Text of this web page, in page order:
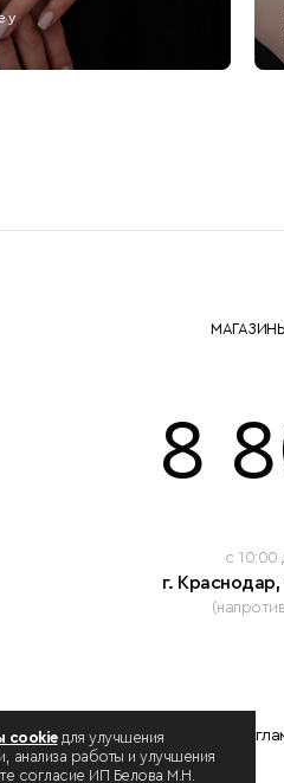
у
8
c 10:00
г. Краснодар,
cookieдля улучшения
анализа работы и улучшения
согласие ИП Белова М.Н.